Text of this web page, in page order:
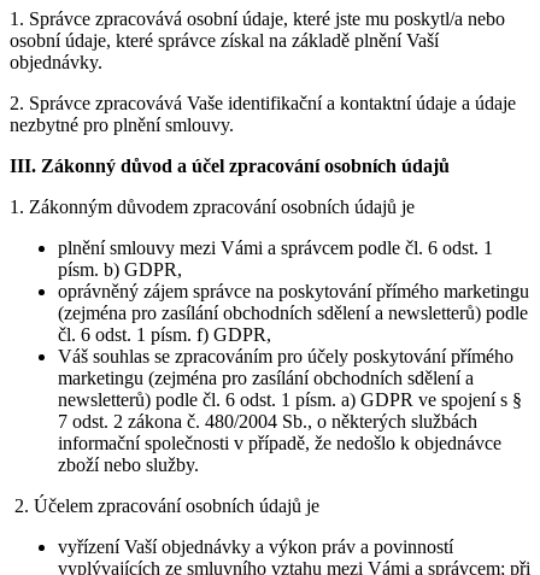
1. Správce zpracovává osobní údaje, které jste mu poskytl/a nebo
osobní údaje, které správce získal na základě plnění Vaší
objednávky.
2. Správce zpracovává Vaše identifikační a kontaktní údaje a údaje
nezbytné pro plnění smlouvy.
III. Zákonný důvod a účel zpracování osobních údajů
1. Zákonným důvodem zpracování osobních údajů je
plnění smlouvy mezi Vámi a správcem podle čl. 6 odst. 1
písm. b) GDPR,
oprávněný zájem správce na poskytování přímého marketingu
(zejména pro zasílání obchodních sdělení a newsletterů) podle
čl. 6 odst. 1 písm. f) GDPR,
Váš souhlas se zpracováním pro účely poskytování přímého
marketingu (zejména pro zasílání obchodních sdělení a
newsletterů) podle čl. 6 odst. 1 písm. a) GDPR ve spojení s §
7 odst. 2 zákona č. 480/2004 Sb., o některých službách
informační společnosti v případě, že nedošlo k objednávce
zboží nebo služby.
2. Účelem zpracování osobních údajů je
vyřízení Vaší objednávky a výkon práv a povinností
vyplývajících ze smluvního vztahu mezi Vámi a správcem; při